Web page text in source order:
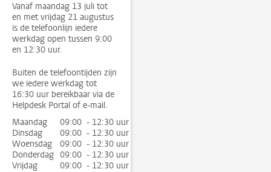
Vanaf maandag 13 juli tot
en met vrijdag 21 augustus
is de telefoonlijn iedere
werkdag open tussen 9:00
en 12:30 uur.
Buiten de telefoontijden zijn
we iedere werkdag tot
16:30 uur bereikbaar via de
Helpdesk Portal of e-mail.
Maandag
09:00 - 12:30 uur
Dinsdag
09:00 - 12:30 uur
Woensdag
09:00 - 12:30 uur
Donderdag 09:00 - 12:30 uur
Vrijdag
09:00 - 12:30 uur